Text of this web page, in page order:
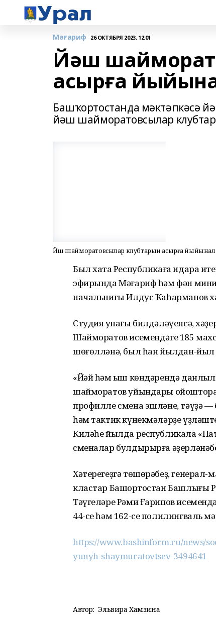
Мәғариф 26 ОКТЯБРЯ 2023, 12:01
Йәш
асырға
Башҡортостанда мәктәпкәсә
йәш шайморатовсылар
Йәш шайморатовсылар клубтарын асырға
Был хаҡта Республикаға идара
эфирында Мәғариф һәм фән
начальнигы Илдус Ҡаһарманов
Студия ҡунағы билдәләүенсә,
Шайморатов исемендәге 185
шөғөлләнә, был һан йылдан-йыл
«Йәй һәм ҡыш көндәрендә
шайморатов уйындары
профилле смена эшләне, тәүҙә —
һәм тактик күнекмәләрҙе
Киләһе йылда республикала
сменалар булдырырға
Хәтерегеҙгә төшөрәбеҙ,
кластар Башҡортостан Башлығы
Тәүгеләре Рәми Ғарипов
44-се һәм 162-се полилингваль
https://www.bashinform.ru/news/
yunyh-shaymuratovtsev-3494641
Автор: Эльвира Хамзина